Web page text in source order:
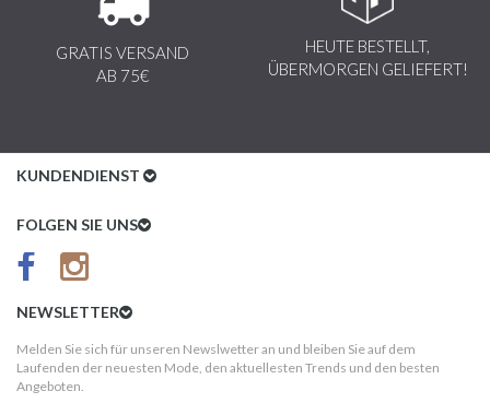
GRATIS VERSAND
AB 75€
HEUTE BESTELLT,
ÜBERMORGEN GELIEFERT!
KUNDENDIENST
Kundenservice
AGB
Kundeninformationen
FOLGEN SIE UNS
NEWSLETTER
Melden Sie sich für unseren Newslwetter an und bleiben Sie auf dem
Laufenden der neuesten Mode, den aktuellesten Trends und den besten
Angeboten.